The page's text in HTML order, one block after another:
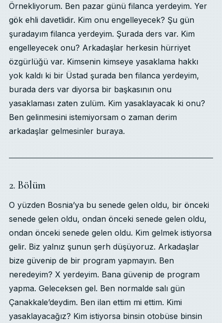
Örnekliyorum. Ben pazar günü filanca yerdeyim. Yer
gök ehli davetlidir. Kim onu engelleyecek? Şu gün
şuradayım filanca yerdeyim. Şurada ders var. Kim
engelleyecek onu? Arkadaşlar herkesin hürriyet
özgürlüğü var. Kimsenin kimseye yasaklama hakkı
yok kaldı ki bir Üstad şurada ben filanca yerdeyim,
burada ders var diyorsa bir başkasının onu
yasaklaması zaten zulüm. Kim yasaklayacak ki onu?
Ben gelinmesini istemiyorsam o zaman derim
arkadaşlar gelmesinler buraya.
2. Bölüm
O yüzden Bosnia’ya bu senede gelen oldu, bir önceki
senede gelen oldu, ondan önceki senede gelen oldu,
ondan önceki senede gelen oldu. Kim gelmek istiyorsa
gelir. Biz yalnız şunun şerh düşüyoruz. Arkadaşlar
bize güvenip de bir program yapmayın. Ben
neredeyim? X yerdeyim. Bana güvenip de program
yapma. Geleceksen gel. Ben normalde salı gün
Çanakkale’deydim. Ben ilan ettim mi ettim. Kimi
yasaklayacağız? Kim istiyorsa binsin otobüse binsin